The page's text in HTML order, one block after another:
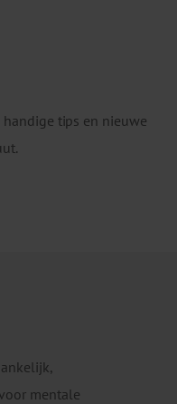
tips en nieuwe
mentale